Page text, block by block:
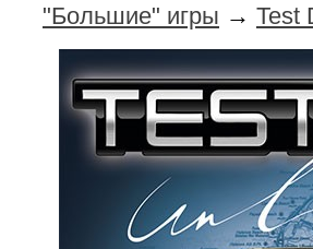
"Большие" игры → Test